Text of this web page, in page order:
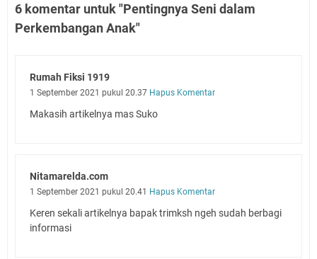
6 komentar untuk "Pentingnya Seni dalam
Perkembangan Anak"
Rumah Fiksi 1919
1 September 2021 pukul 20.37 Hapus Komentar
Makasih artikelnya mas Suko
Nitamarelda.com
1 September 2021 pukul 20.41 Hapus Komentar
Keren sekali artikelnya bapak trimksh ngeh sudah berbagi
informasi